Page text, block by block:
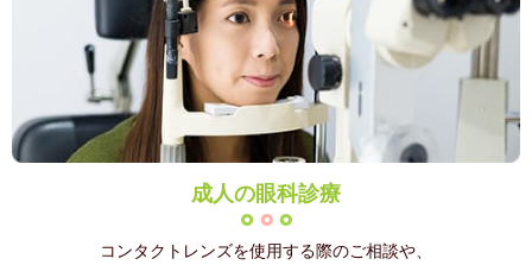
成人の眼科診療
コンタクトレンズを使用する際のご相談や、